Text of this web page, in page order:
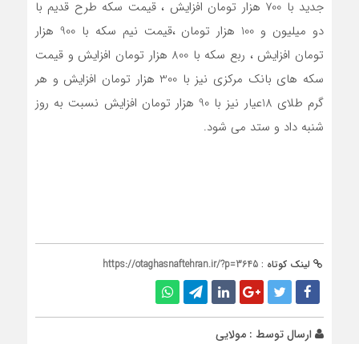
جدید با 700 هزار تومان افزایش ، قیمت سکه طرح قدیم با
دو میلیون و 100 هزار تومان ،قیمت نیم سکه با 900 هزار
تومان افزایش ، ربع سکه با 800 هزار تومان افزایش و قیمت
سکه های بانک مرکزی نیز با 300 هزار تومان افزایش و هر
گرم طلای 18عیار نیز با 90 هزار تومان افزایش نسبت به روز
شنبه داد و ستد می شود.
لینک کوتاه : https://otaghasnaftehran.ir/?p=3645
ارسال توسط : مولایی